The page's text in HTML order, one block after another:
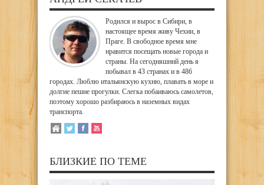
Родился и вырос в Сибири, в
настоящее время живу Чехии, в
Праге. В свободное время мне
нравится посещать новые города и
страны. На сегодняшний день я
побывал в 43 странах и в 486
городах. Люблю итальянскую кухню, плавать в море и
долгие пешие прогулки. Слегка побаиваюсь самолетов,
поэтому хорошо разбираюсь в наземных видах
транспорта.
БЛИЗКИЕ ПО ТЕМЕ